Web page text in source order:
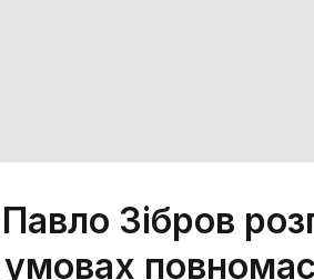
Зібров